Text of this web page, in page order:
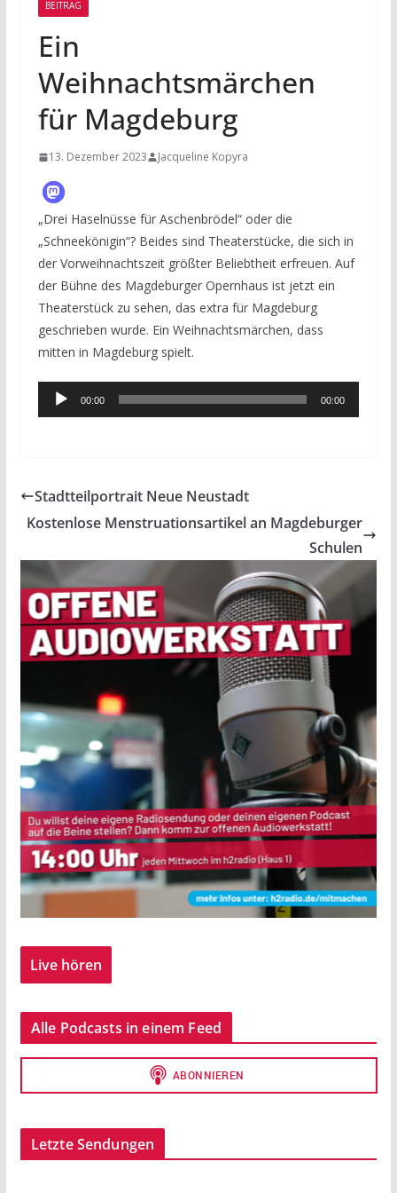
BEITRAG
Ein
Weihnachtsmärchen
für Magdeburg
13. Dezember 2023 Jacqueline Kopyra
„Drei Haselnüsse für Aschenbrödel“ oder die
„Schneekönigin“? Beides sind Theaterstücke, die sich in
der Vorweihnachtszeit größter Beliebtheit erfreuen. Auf
der Bühne des Magdeburger Opernhaus ist jetzt ein
Theaterstück zu sehen, das extra für Magdeburg
geschrieben wurde. Ein Weihnachtsmärchen, dass
mitten in Magdeburg spielt.
Audio-
Player
00:00 00:00
Stadtteilportrait Neue Neustadt
Kostenlose Menstruationsartikel an Magdeburger
Schulen
Live hören
Alle Podcasts in einem Feed
Letzte Sendungen